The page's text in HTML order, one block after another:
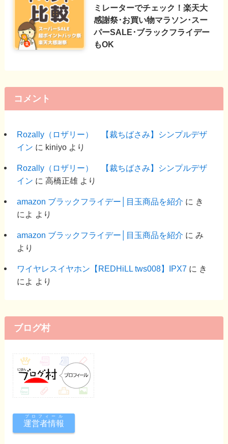
ミレーターでチェック！楽天大
感謝祭･お買い物マラソン･スー
パーSALE･ブラックフライデー
もOK
コメント
Rozally（ロザリー） 【裁ちばさみ】シンプルデザ
イン に kiniyoより
Rozally（ロザリー） 【裁ちばさみ】シンプルデザ
イン に 高橋正雄より
amazon ブラックフライデー│目玉商品を紹介 に き
によ より
amazon ブラックフライデー│目玉商品を紹介 に み
より
ワイヤレスイヤホン【REDHiLL tws008】IPX7 に き
によ より
ブログ村
運営者情報
プロフィール